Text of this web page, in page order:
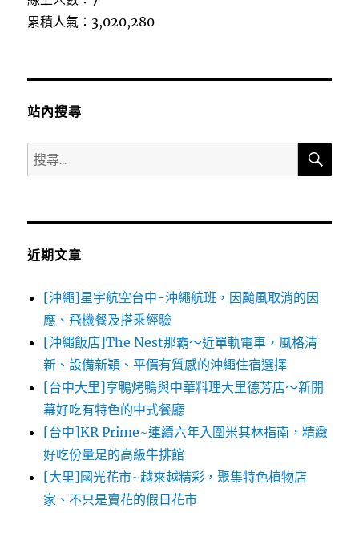
累積人氣：3,020,280
站內搜尋
搜
尋
鍵
搜
近期文章
[沖繩]星宇航空台中-沖繩航班，因颱風取消的因
應、飛機餐及搭乘經驗
[沖繩飯店]The Nest那霸～近單軌電車，風格清
新、設備新穎、平價有質感的沖繩住宿選擇
[台中大里]享鴨烤鴨與中華料理大里德芳店～新開
幕好吃有特色的中式餐廳
[台中]KR Prime~連續六年入圍米其林指南，精緻
好吃份量足的高級牛排館
[大里]國光花市~越來越精彩，聚集特色植物店
家、不只是賣花的假日花市